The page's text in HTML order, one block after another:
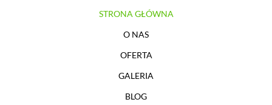
STRONA GŁÓWNA
O NAS
OFERTA
GALERIA
BLOG